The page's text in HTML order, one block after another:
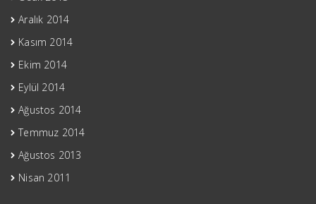
Aralık 2014
Kasım 2014
Ekim 2014
Eylül 2014
Ağustos 2014
Temmuz 2014
Ağustos 2013
Nisan 2011